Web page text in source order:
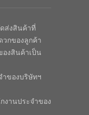
ส่งสินค้าที่
วกของลูกค้า
องสินค้าเป็น
ำของบริษัทฯ
งานประจำของ